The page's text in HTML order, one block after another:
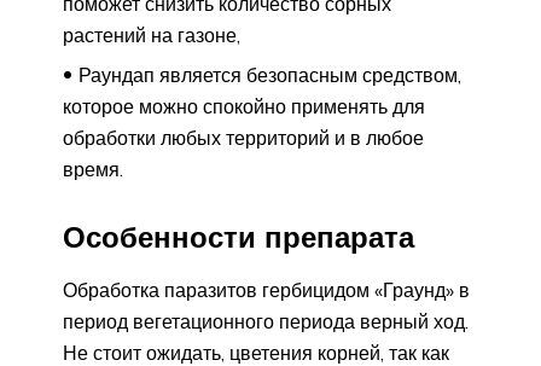
растений на газоне,
Раундап является безопасным средством,
которое можно спокойно применять для
обработки любых территорий и в любое
время.
Особенности препарата
Обработка паразитов гербицидом «Граунд» в
период вегетационного периода верный ход.
Не стоит ожидать, цветения корней, так как